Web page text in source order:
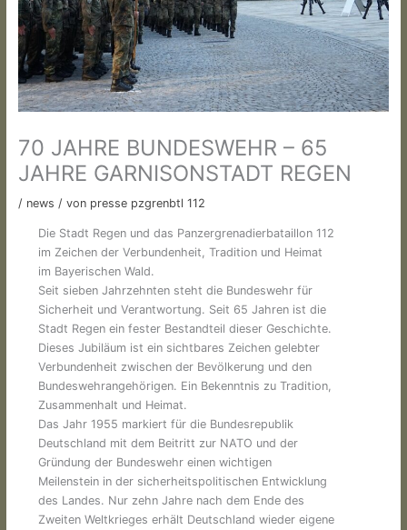
70 JAHRE BUNDESWEHR – 65
JAHRE GARNISONSTADT REGEN
/ news / von presse pzgrenbtl 112
Die Stadt Regen und das Panzergrenadierbataillon 112
im Zeichen der Verbundenheit, Tradition und Heimat
im Bayerischen Wald.
Seit sieben Jahrzehnten steht die Bundeswehr für
Sicherheit und Verantwortung. Seit 65 Jahren ist die
Stadt Regen ein fester Bestandteil dieser Geschichte.
Dieses Jubiläum ist ein sichtbares Zeichen gelebter
Verbundenheit zwischen der Bevölkerung und den
Bundeswehrangehörigen. Ein Bekenntnis zu Tradition,
Zusammenhalt und Heimat.
Das Jahr 1955 markiert für die Bundesrepublik
Deutschland mit dem Beitritt zur NATO und der
Gründung der Bundeswehr einen wichtigen
Meilenstein in der sicherheitspolitischen Entwicklung
des Landes. Nur zehn Jahre nach dem Ende des
Zweiten Weltkrieges erhält Deutschland wieder eigene